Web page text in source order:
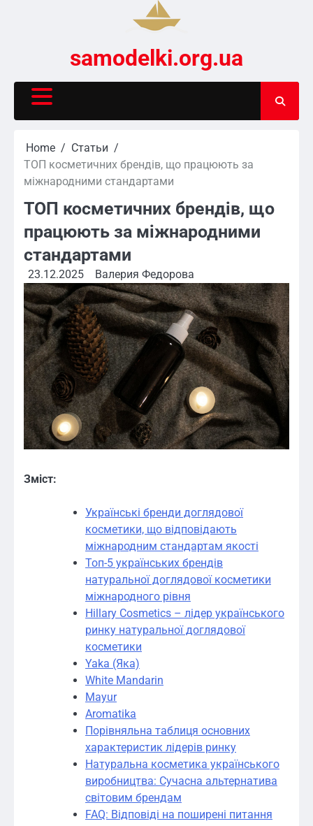
samodelki.org.ua
Home
Статьи
ТОП косметичних брендів, що працюють за
міжнародними стандартами
ТОП косметичних брендів, що
працюють за міжнародними
стандартами
23.12.2025 Валерия Федорова
Зміст:
Українські бренди доглядової
косметики, що відповідають
міжнародним стандартам якості
Топ-5 українських брендів
натуральної доглядової косметики
міжнародного рівня
Hillary Cosmetics – лідер українського
ринку натуральної доглядової
косметики
Yaka (Яка)
White Mandarin
Mayur
Aromatika
Порівняльна таблиця основних
характеристик лідерів ринку
Натуральна косметика українського
виробництва: Сучасна альтернатива
світовим брендам
FAQ: Відповіді на поширені питання